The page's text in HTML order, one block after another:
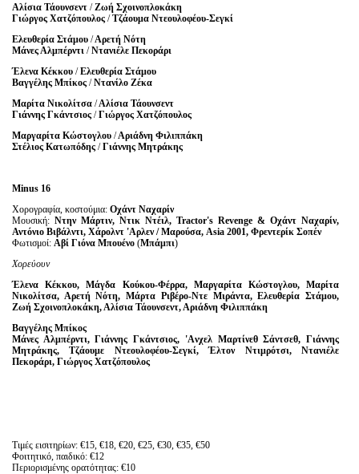
Αλίσια Τάουνσεντ /Ζωή Σχοινοπλοκάκη
Γιώργος Χατζόπουλος /Τζάουμα Ντεουλοφέου-Σεγκί
Ελευθερία Στάμου /Αρετή Νότη
Μάνες Αλμπέρντι /Ντανιέλε Πεκοράρι
Έλενα Κέκκου /Ελευθερία Στάμου
Βαγγέλης Μπίκος /Ντανίλο Ζέκα
Μαρίτα Νικολίτσα /Αλίσια Τάουνσεντ
Γιάννης Γκάντσιος /Γιώργος Χατζόπουλος
Μαργαρίτα Κώστογλου /Αριάδνη Φιλιππάκη
Στέλιος Κατωπόδης /Γιάννης Μητράκης
Minus 16
Χορογραφία, κοστούμια: Οχάντ Ναχαρίν
Μουσική: Ντην Μάρτιν, Ντικ Ντέιλ, Tractor's Revenge & Οχάντ Ναχαρίν,
Αντόνιο Βιβάλντι, Χάρολντ 'Aρλεν / Μαρούσα, Asia 2001, Φρεντερίκ Σοπέν
Φωτισμοί: Αβί Γιόνα Μπουένο (Μπάμπι)
Χορεύουν
Έλενα Κέκκου, Μάγδα Κούκου-Φέρρα, Μαργαρίτα Κώστογλου, Μαρίτα
Νικολίτσα, Αρετή Νότη, Μάρτα Ριβέρο-Ντε Μιράντα, Ελευθερία Στάμου,
Ζωή Σχοινοπλοκάκη, Αλίσια Τάουνσεντ, Αριάδνη Φιλιππάκη
Βαγγέλης Μπίκος
Μάνες Αλμπέρντι, Γιάννης Γκάντσιος, 'Aνχελ Μαρτίνεθ Σάντσεθ, Γιάννης
Μητράκης, Τζάουμε Ντεουλοφέου-Σεγκί, Έλτον Ντιμρότσι, Ντανιέλε
Πεκοράρι, Γιώργος Χατζόπουλος
Τιμές εισιτηρίων: €15, €18, €20, €25, €30, €35, €50
Φοιτητικό, παιδικό: €12
Περιορισμένης ορατότητας: €10